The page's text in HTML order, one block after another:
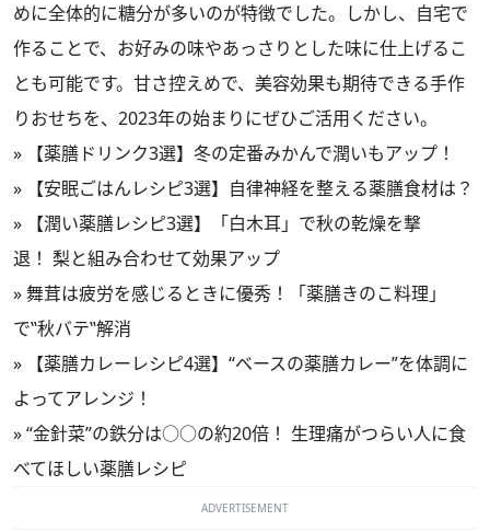
めに全体的に糖分が多いのが特徴でした。しかし、自宅で
作ることで、お好みの味やあっさりとした味に仕上げるこ
とも可能です。甘さ控えめで、美容効果も期待できる手作
りおせちを、2023年の始まりにぜひご活用ください。
»
【薬膳ドリンク3選】冬の定番みかんで潤いもアップ！
»
【安眠ごはんレシピ3選】自律神経を整える薬膳食材は？
»
【潤い薬膳レシピ3選】「白木耳」で秋の乾燥を撃
退！ 梨と組み合わせて効果アップ
»舞茸は疲労を感じるときに優秀！「薬膳きのこ料理」
で‟秋バテ‟解消
»
【薬膳カレーレシピ4選】“ベースの薬膳カレー”を体調に
よってアレンジ！
»“金針菜”の鉄分は○○の約20倍！ 生理痛がつらい人に食
べてほしい薬膳レシピ
ADVERTISEMENT